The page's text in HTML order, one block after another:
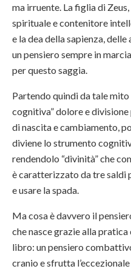
ma irruente. La figlia di
spirituale e contenitore
e la dea della sapienza,
un pensiero sempre in
per questo saggia.
Partendo quindi da tale
cognitiva” dolore e
di nascita e cambiamento,
diviene lo strumento
rendendolo “divinità” che
è caratterizzato da tre saldi
e usare la spada.
Ma cosa è davvero il
che nasce grazie alla
libro: un pensiero
cranio e sfrutta